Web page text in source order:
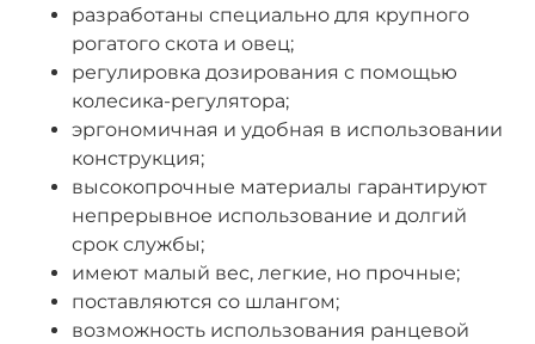
разработаны специально для крупного
рогатого скота и овец;
регулировка дозирования с помощью
колесика-регулятора;
эргономичная и удобная в использовании
конструкция;
высокопрочные материалы гарантируют
непрерывное использование и долгий
срок службы;
имеют малый вес, легкие, но прочные;
поставляются со шлангом;
возможность использования ранцевой